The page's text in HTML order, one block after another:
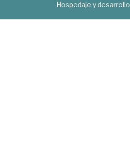
Hospedaje y desarrollo